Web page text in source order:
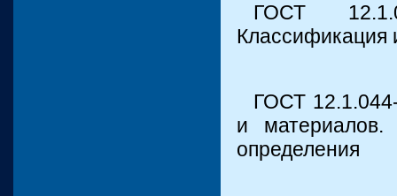
ГОСТ
Классификация
ГОСТ
и материалов.
определения